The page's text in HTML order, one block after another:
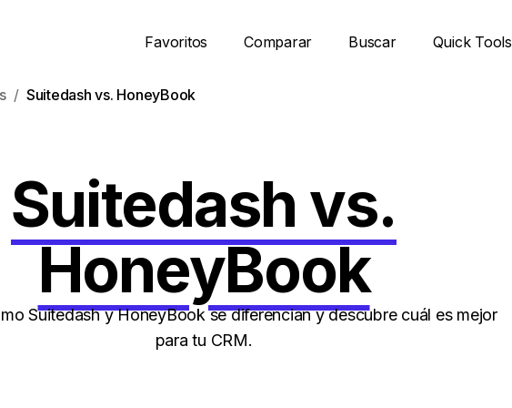
Favoritos Comparar Buscar Quick Tools
Suitedash vs. HoneyBook
Suitedash vs.
HoneyBook
Suitedash y HoneyBook se diferencian y descubre cuál es mejor
para tu CRM.